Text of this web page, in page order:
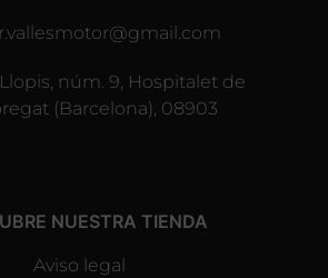
núm. 9, Hospitalet de
(Barcelona), 08903
NUESTRA TIENDA
Aviso legal